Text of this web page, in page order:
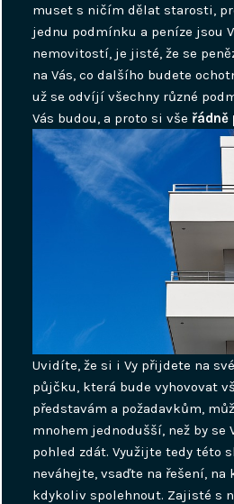
muset s ničím dělat starosti,
jednu podmínku a peníze jsou
nemovitostí, je jisté, že se
na Vás, co dalšího budete
už se odvíjí všechny různé
Vás budou, a proto si vše řádně
Uvidíte, že si i Vy přijdete na
půjčku, která bude vyhovovat
představám a požadavkům,
mnohem jednodušší, než by se
pohled zdát. Využijte tedy této
neváhejte, vsaďte na řešení, na
kdykoliv spolehnout. Zajisté s